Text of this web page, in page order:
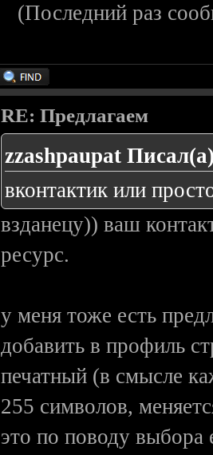
(Последний раз
RE: Предлагаем
zzashpaupat
вконтактик или
взданецу)) ваш
ресурс.
у меня тоже есть
добавить в профиль
печатный (в смысле
255 символов,
это по поводу